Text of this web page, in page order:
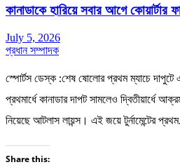
কানাডাকে হারিয়ে সবার আগে কোয়ার্টার
July 5, 2026
প্রধান সম্পাদক
স্পোর্টস ডেস্ক :শেষ ষোলোর প্রথম ম্যাচে
প্রথমার্ধে কানাডার দাপট সামলেও দ্বিতীয়ার্ধে
নিয়েছে আটলাস লায়ন্স। এই জয়ে টুর্নামেন্টের
Share this: